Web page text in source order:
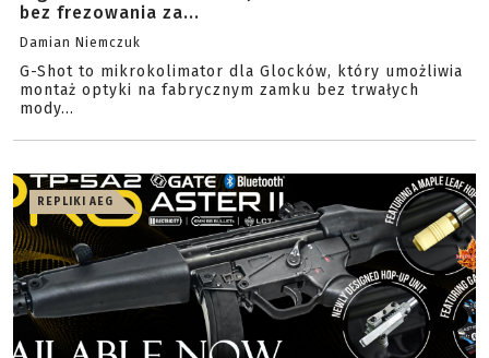
bez frezowania za...
Damian Niemczuk
G-Shot to mikrokolimator dla Glocków, który umożliwia
montaż optyki na fabrycznym zamku bez trwałych
mody...
REPLIKI AEG